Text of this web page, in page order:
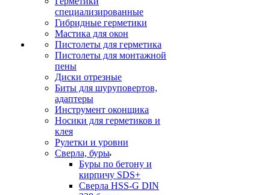
специализированные
Гибридные герметики
Мастика для окон
Пистолеты для герметика
Пистолеты для монтажной
пены
Диски отрезные
Биты для шуруповертов,
адаптеры
Инструмент оконщика
Носики для герметиков и
клея
Рулетки и уровни
Сверла, буры
Буры по бетону и
кирпичу SDS+
Сверла HSS-G DIN